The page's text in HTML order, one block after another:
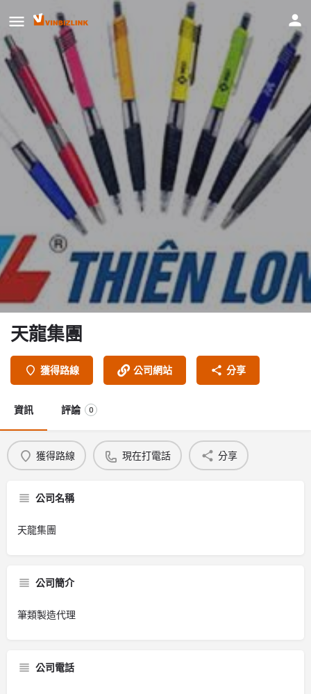
天龍集團
獲得路線 公司網站 分享
資訊 評論 0
獲得路線 現在打電話 分享
公司名稱
天龍集團
公司簡介
筆類製造代理
公司電話